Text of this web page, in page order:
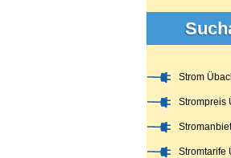
Strom
Strompreis
Stromtarife